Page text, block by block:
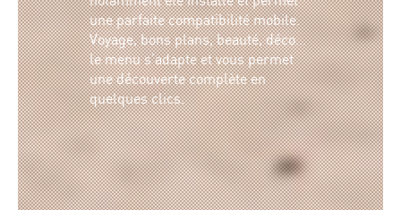
une parfaite compatibilité mobile.
Voyage, bons plans, beauté, déco…
le menu s’adapte et vous permet
une découverte complète en
quelques clics.